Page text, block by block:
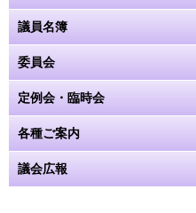
議員名簿
委員会
定例会・臨時会
各種ご案内
議会広報